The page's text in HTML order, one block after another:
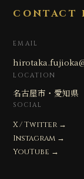
CONTACT
EMAIL
LOCATION
名古屋市・愛知県
SOCIAL
X / Twitter →
Instagram →
YouTube →